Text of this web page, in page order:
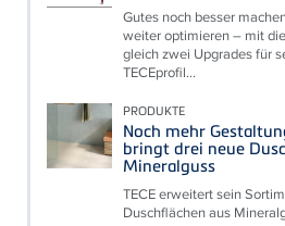
Gutes noch besser
weiter optimieren – mit
gleich zwei Upgrades für
TECEprofil...
PRODUKTE
Noch mehr
bringt drei neue
Mineralguss
TECE erweitert sein
Duschflächen aus